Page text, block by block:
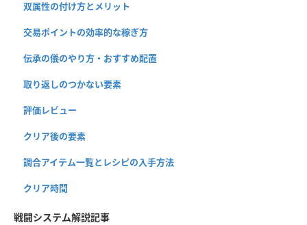
双属性の付け方とメリット
交易ポイントの効率的な稼ぎ方
伝承の儀のやり方・おすすめ配置
取り返しのつかない要素
評価レビュー
クリア後の要素
調合アイテム一覧とレシピの入手方法
クリア時間
戦闘システム解説記事